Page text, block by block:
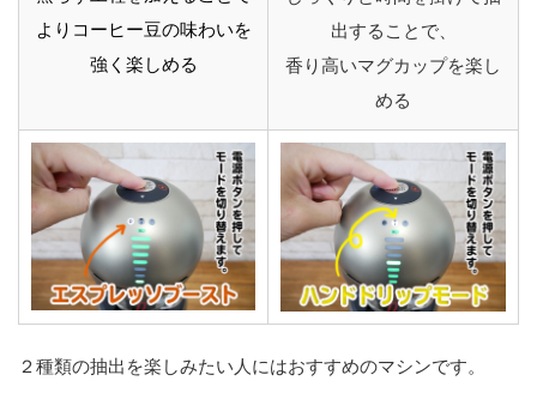
よりコーヒー豆の味わいを
強く楽しめる
出することで、
香り高いマグカップを楽し
める
２種類の抽出を楽しみたい人にはおすすめのマシンです。